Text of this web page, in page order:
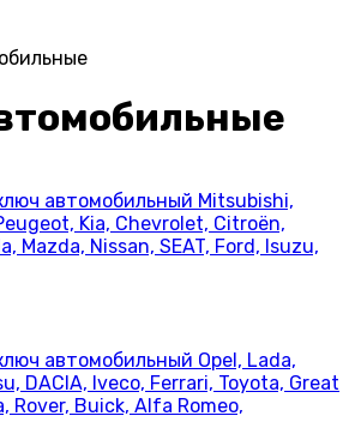
автомобильный Mitsubishi,
Kia, Chevrolet, Citroën,
Mazda, Nissan, SEAT, Ford, Isuzu,
автомобильный Opel, Lada,
DACIA, Iveco, Ferrari, Toyota, Great
Rover, Buick, Alfa Romeo,